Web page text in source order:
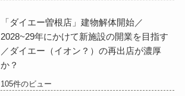
「ダイエー曽根店」建物解体開始／
2028~29年にかけて新施設の開業を目指す
／ダイエー（イオン？）の再出店が濃厚
か？
105件のビュー